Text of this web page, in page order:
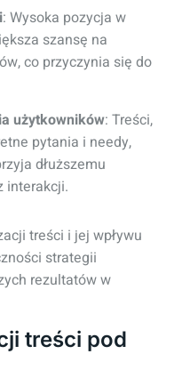
: Wysoka pozycja w
szansę na
co przyczynia się do
użytkowników: Treści,
pytania i needy,
dłuższemu
interakcji.
treści i jej wpływu
strategii
rezultatów w
treści pod